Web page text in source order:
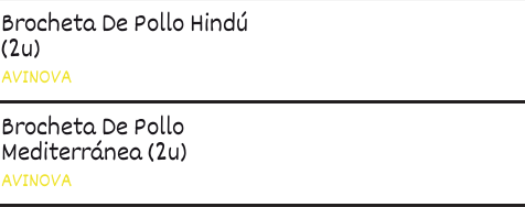
Brocheta De Pollo Hindú
(2u)
AVINOVA
Brocheta De Pollo
Mediterránea (2u)
AVINOVA